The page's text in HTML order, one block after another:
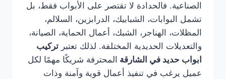
الصناعية. فالحدادة لا تقتصر على الأبواب فقط، بل
تشمل البوابات، الشبابيك، الدرابزين، السلالم،
المظلات، الهناجر، الشبك، أعمال الحماية، الصيانة،
والتعديلات الحديدية المختلفة. لذلك تعتبر تركيب
ابواب حديد في الشارقة المحترفة شريكًا مهمًا لكل
عميل يرغب في تنفيذ أعمال قوية وآمنة وذات